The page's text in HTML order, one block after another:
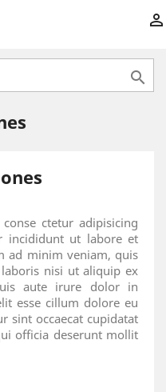


ctetur adipisicing
incididunt ut labore et
ad minim veniam, quis
nisi ut aliquip ex
aute irure dolor in
esse cillum dolore eu
sint occaecat cupidatat
officia deserunt mollit